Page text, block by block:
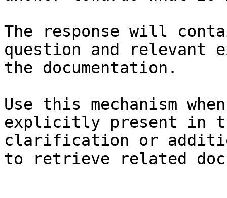
The response will
question and relevant
the documentation.
Use this mechanism
explicitly present in
clarification or